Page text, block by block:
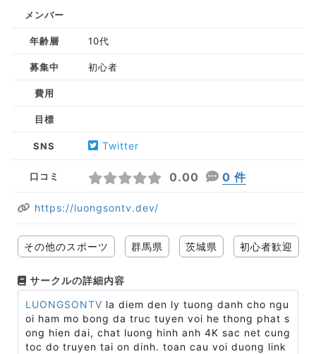
メンバー
年齢層 10代
募集中 初心者
費用
目標
SNS Twitter
口コミ 0.00 0 件
https://luongsontv.dev/
その他のスポーツ 群馬県 茨城県 初心者歓迎
サークルの詳細内容
LUONGSONTV la diem den ly tuong danh cho ngu
oi ham mo bong da truc tuyen voi he thong phat s
ong hien dai, chat luong hinh anh 4K sac net cung
toc do truyen tai on dinh. toan cau voi duong link